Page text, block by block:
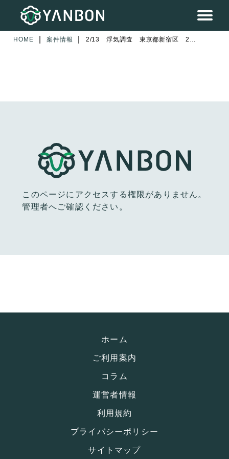
HOME 案件情報 2/13 浮気調査 東京都新宿区 2日目
このページにアクセスする権限がありません。
管理者へご確認ください。
ホーム
ご利用案内
コラム
運営者情報
利用規約
プライバシーポリシー
サイトマップ